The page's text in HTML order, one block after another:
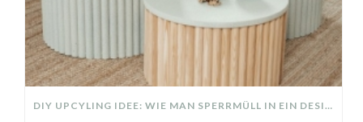
DIY UPCYLING IDEE: WIE MAN SPERRMÜLL IN EIN DESIGNER TEIL VERWANDELT